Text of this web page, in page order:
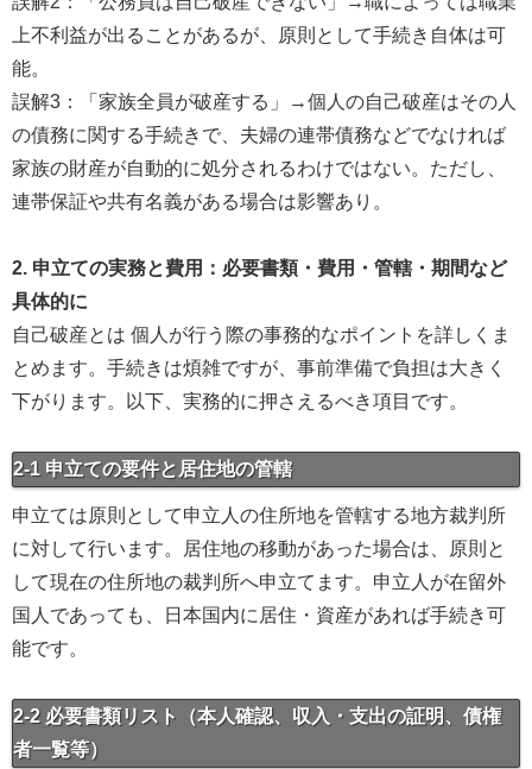
上不利益が出ることがあるが、原則として手続き自体は可
能。
誤解3：「家族全員が破産する」→個人の自己破産はその人
の債務に関する手続きで、夫婦の連帯債務などでなければ
家族の財産が自動的に処分されるわけではない。ただし、
連帯保証や共有名義がある場合は影響あり。
2. 申立ての実務と費用：必要書類・費用・管轄・期間など
具体的に
自己破産とは 個人が行う際の事務的なポイントを詳しくま
とめます。手続きは煩雑ですが、事前準備で負担は大きく
下がります。以下、実務的に押さえるべき項目です。
2-1 申立ての要件と居住地の管轄
申立ては原則として申立人の住所地を管轄する地方裁判所
に対して行います。居住地の移動があった場合は、原則と
して現在の住所地の裁判所へ申立てます。申立人が在留外
国人であっても、日本国内に居住・資産があれば手続き可
能です。
2-2 必要書類リスト（本人確認、収入・支出の証明、債権
者一覧等）